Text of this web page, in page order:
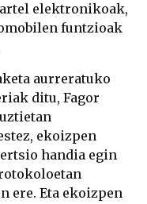
elektronikoak,
funtzioak
aurreratuko
ditu, Fagor
ekoizpen
handia egin
ere. Eta ekoizpen